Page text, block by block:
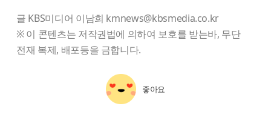
글 KBS미디어 이남희 kmnews@kbsmedia.co.kr
※ 이 콘텐츠는 저작권법에 의하여 보호를 받는바, 무단
전재 복제, 배포등을 금합니다.
좋아요